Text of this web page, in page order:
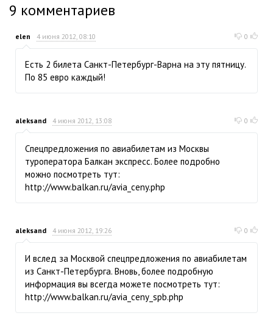
9 комментариев
elen 4 июня 2012, 08:10 0
Есть 2 билета Санкт-Петербург-Варна на эту пятницу.
По 85 евро каждый!
aleksand 4 июня 2012, 13:08 0
Спецпредложения по авиабилетам из Москвы
туроператора Балкан экспресс. Более подробно
можно посмотреть тут:
http://www.balkan.ru/avia_ceny.php
aleksand 4 июня 2012, 19:26 0
И вслед за Москвой спецпредложения по авиабилетам
из Санкт-Петербурга. Вновь, более подробную
информация вы всегда можете посмотреть тут:
http://www.balkan.ru/avia_ceny_spb.php